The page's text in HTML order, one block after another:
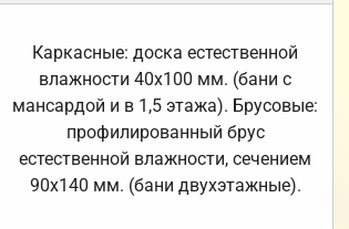
Каркасные: доска естественной
влажности 40х100 мм. (бани с
мансардой и в 1,5 этажа). Брусовые:
профилированный брус
естественной влажности, сечением
90х140 мм. (бани двухэтажные).